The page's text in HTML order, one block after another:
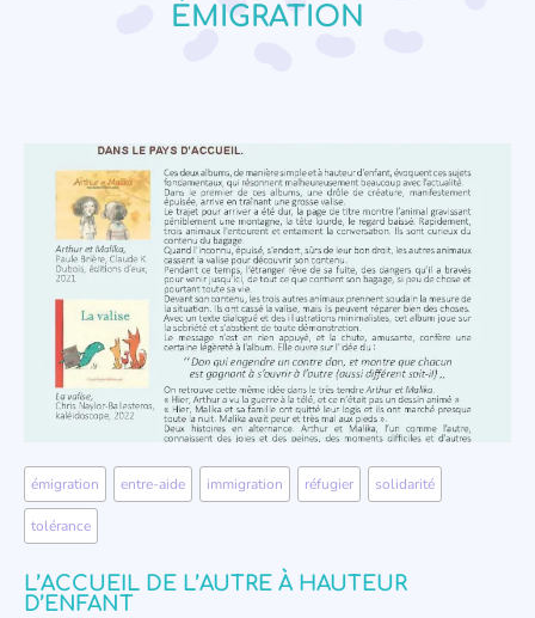
ÉMIGRATION
émigration entre-aide immigration réfugier solidarité
tolérance
L’ACCUEIL DE L’AUTRE À HAUTEUR
D’ENFANT